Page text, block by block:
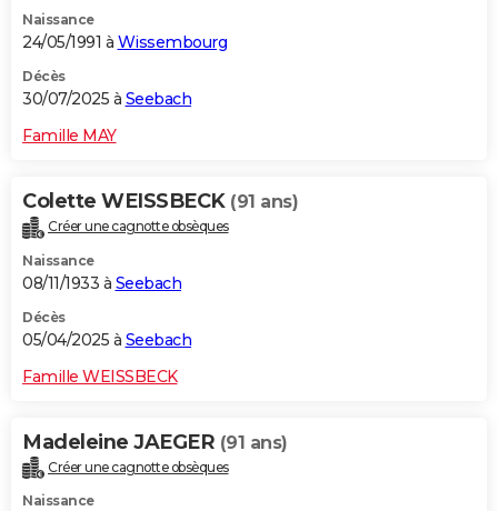
Naissance
24/05/1991 à Wissembourg
Décès
30/07/2025 à Seebach
Famille MAY
Colette WEISSBECK (91 ans)
Créer une cagnotte obsèques
Naissance
08/11/1933 à Seebach
Décès
05/04/2025 à Seebach
Famille WEISSBECK
Madeleine JAEGER (91 ans)
Créer une cagnotte obsèques
Naissance